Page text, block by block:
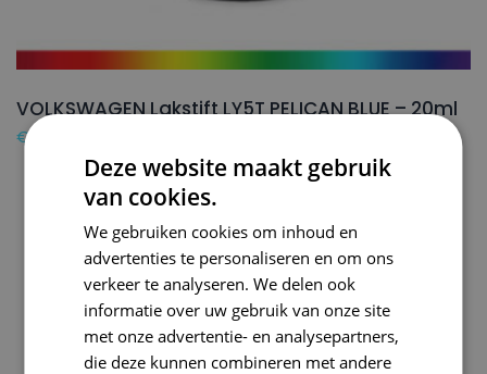
VOLKSWAGEN Lakstift LY5T PELICAN BLUE – 20ml
€16,50
Deze website maakt gebruik
van cookies.
We gebruiken cookies om inhoud en
advertenties te personaliseren en om ons
verkeer te analyseren. We delen ook
informatie over uw gebruik van onze site
met onze advertentie- en analysepartners,
die deze kunnen combineren met andere